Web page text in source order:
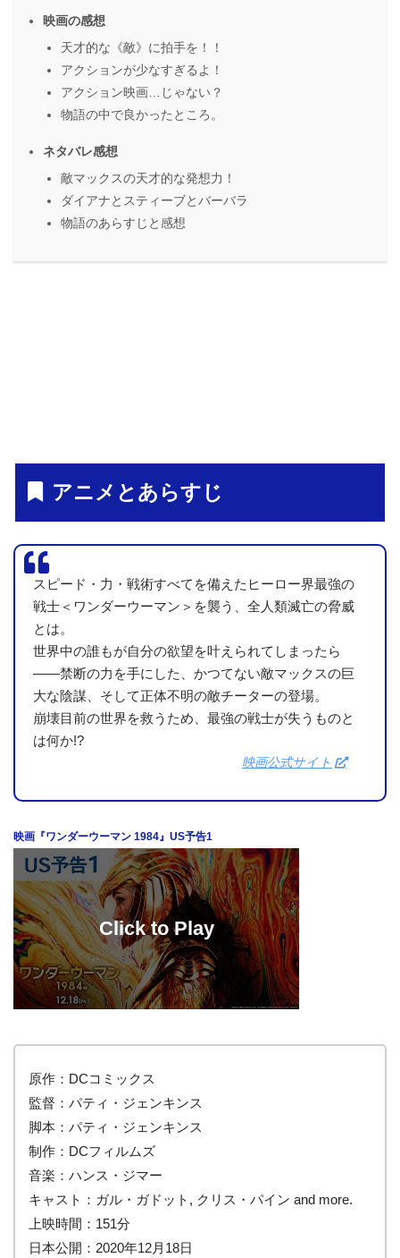
映画の感想
天才的な《敵》に拍手を！！
アクションが少なすぎるよ！
アクション映画…じゃない？
物語の中で良かったところ。
ネタバレ感想
敵マックスの天才的な発想力！
ダイアナとスティーブとバーバラ
物語のあらすじと感想
アニメとあらすじ
スピード・力・戦術すべてを備えたヒーロー界最強の
戦士＜ワンダーウーマン＞を襲う、全人類滅亡の脅威
とは。
世界中の誰もが自分の欲望を叶えられてしまったら
——禁断の力を手にした、かつてない敵マックスの巨
大な陰謀、そして正体不明の敵チーターの登場。
崩壊目前の世界を救うため、最強の戦士が失うものと
は何か!?
映画公式サイト
映画『ワンダーウーマン 1984』US予告1
原作：DCコミックス
監督：パティ・ジェンキンス
脚本：パティ・ジェンキンス
制作：DCフィルムズ
音楽：ハンス・ジマー
キャスト：ガル・ガドット, クリス・パイン and more.
上映時間：151分
日本公開：2020年12月18日